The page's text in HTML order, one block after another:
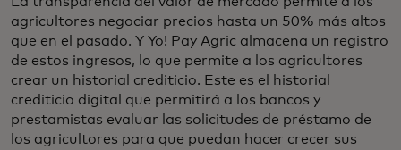
agricultores negociar precios hasta un 50% más altos
que en el pasado. Y Yo! Pay Agric almacena un registro
de estos ingresos, lo que permite a los agricultores
crear un historial crediticio. Este es el historial
crediticio digital que permitirá a los bancos y
prestamistas evaluar las solicitudes de préstamo de
los agricultores para que puedan hacer crecer sus